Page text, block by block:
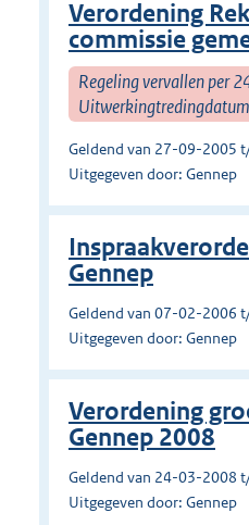
Verordening
commissie
Regeling vervallen per
Geldend van 27-09-2005
Uitgegeven door: Gennep
Gennep
Geldend van 07-02-2006
Uitgegeven door: Gennep
Verordening
Gennep 2008
Geldend van 24-03-2008
Uitgegeven door: Gennep